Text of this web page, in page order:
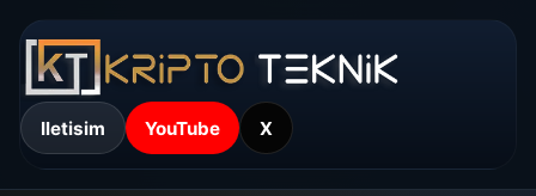
Iletisim YouTube X